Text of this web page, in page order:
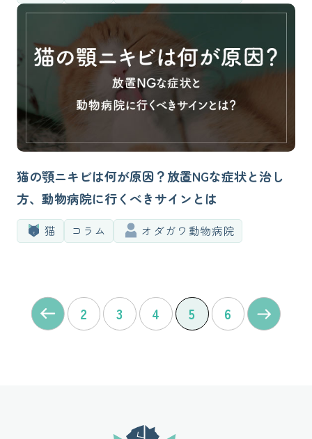
猫の顎ニキビは何が原因？放置NGな症状と治し
方、動物病院に行くべきサインとは
猫 コラム オダガワ動物病院
2 3 4 5 6